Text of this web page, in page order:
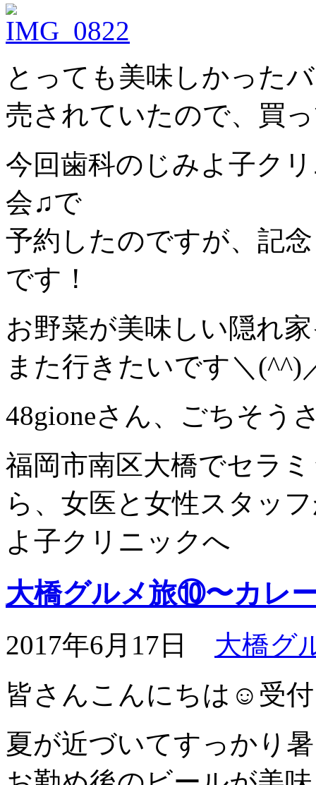
とっても美味しかった
売されていたので、買
今回歯科のじみよ子ク
会♫で
予約したのですが、記
です！
お野菜が美味しい隠れ
また行きたいです＼(^^)
48gioneさん、ごちそう
福岡市南区大橋でセラ
ら、女医と女性スタッ
よ子クリニックへ
大橋グルメ旅⑩〜カレ
2017年6月17日 大橋グ
皆さんこんにちは☺️受
夏が近づいてすっかり